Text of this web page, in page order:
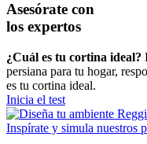
Asesórate con
los expertos
¿Cuál es tu cortina ideal?
persiana para tu hogar,
es tu cortina ideal.
Inicia el test
Inspírate y simula nuestros